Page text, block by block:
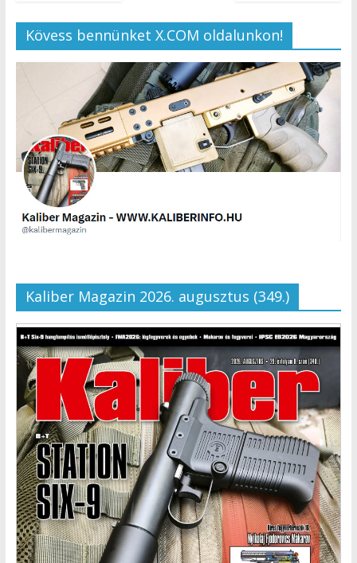
Kövess bennünket X.COM oldalunkon!
Kaliber Magazin 2026. augusztus (349.)